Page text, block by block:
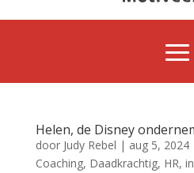
Helen, de Disney
door Judy Rebel | aug 5, 2024
Coaching, Daadkrachtig, HR,